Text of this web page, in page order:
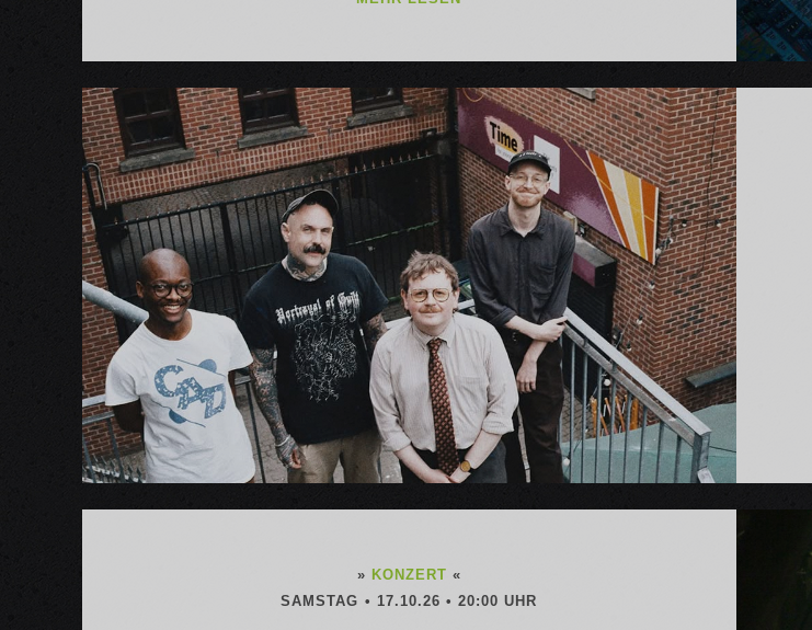
» KONZERT «
SAMSTAG • 17.10.26 • 20:00 UHR